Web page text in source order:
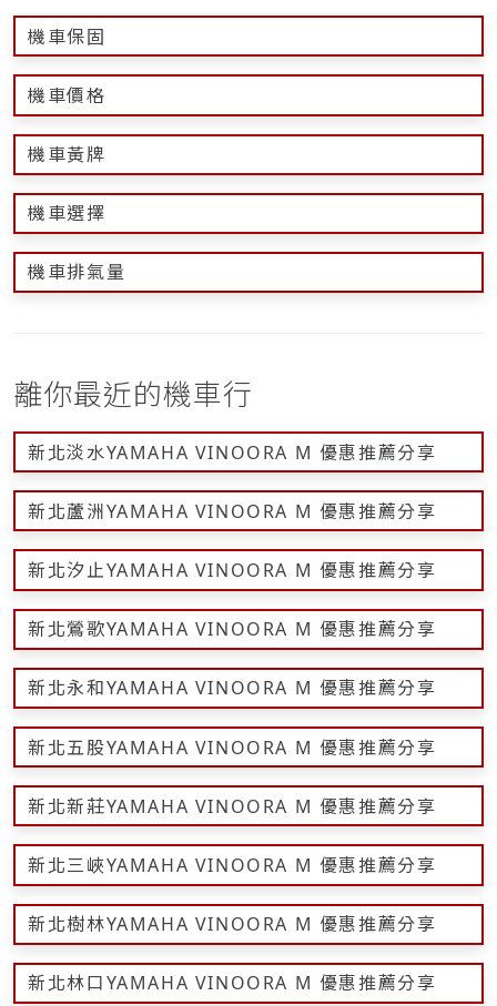
機車保固
機車價格
機車黃牌
機車選擇
機車排氣量
離你最近的機車行
新北淡水YAMAHA VINOORA M 優惠推薦分享
新北蘆洲YAMAHA VINOORA M 優惠推薦分享
新北汐止YAMAHA VINOORA M 優惠推薦分享
新北鶯歌YAMAHA VINOORA M 優惠推薦分享
新北永和YAMAHA VINOORA M 優惠推薦分享
新北五股YAMAHA VINOORA M 優惠推薦分享
新北新莊YAMAHA VINOORA M 優惠推薦分享
新北三峽YAMAHA VINOORA M 優惠推薦分享
新北樹林YAMAHA VINOORA M 優惠推薦分享
新北林口YAMAHA VINOORA M 優惠推薦分享